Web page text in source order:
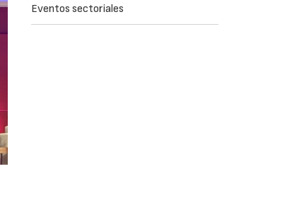
Eventos sectoriales